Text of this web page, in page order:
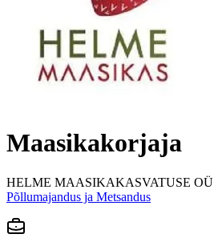
Maasikakorjaja
HELME MAASIKAKASVATUSE OÜ
Põllumajandus ja Metsandus